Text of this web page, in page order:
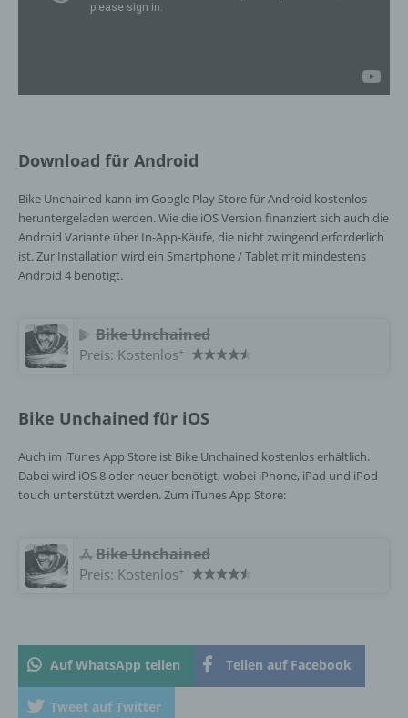
Download für Android
Bike Unchained kann im Google Play Store für Android kostenlos
heruntergeladen werden. Wie die iOS Version finanziert sich auch die
Android Variante über In-App-Käufe, die nicht zwingend erforderlich
ist. Zur Installation wird ein Smartphone / Tablet mit mindestens
Android 4 benötigt.
Bike Unchained
Preis: Kostenlos+
Bike Unchained für iOS
Auch im iTunes App Store ist Bike Unchained kostenlos erhältlich.
Dabei wird iOS 8 oder neuer benötigt, wobei iPhone, iPad und iPod
touch unterstützt werden. Zum iTunes App Store:
‎Bike Unchained
Preis: Kostenlos+
Auf WhatsApp teilen Teilen auf Facebook
Tweet auf Twitter
ist.
der Europäischen Union geltenden
mit datenschutzrechtlichem Charakter ist die:
InnoMobile GmbH
Schlehenweg 20
DE
Cookies / SessionStorage / LocalStorage
Die Internetseiten verwenden teilweise so
genannte Cookies, LocalStorage und
SessionStorage. Dies dient dazu, unser Angebot
nutzerfreundlicher, effektiver und sicherer zu
eine Technologie, mit welcher ihr Browser Daten
auf Ihrem Computer oder mobilen Gerät
abspeichert. Cookies sind Textdateien, welche
LocalStorage und SessionStorage durch
entsprechende Einstellung in Ihrem Browser
verhindern.